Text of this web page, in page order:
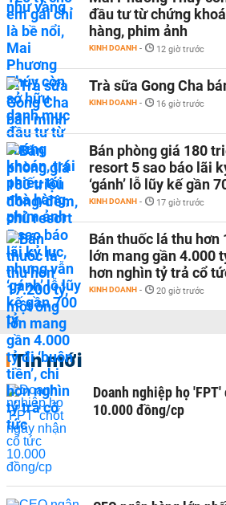
đầu tư từ chứng
hàng, phim ảnh
KINH DOANH - 12 giờ trước
Trà sữa Gong Cha
KINH DOANH - 16 giờ trước
Bán phòng giá 180
resort 5 sao báo lãi
‘gánh’ lỗ lũy kế gần
KINH DOANH - 17 giờ trước
Bán thuốc lá thu hơn
lớn mang gần 4.000
hơn nghìn tỷ trả cổ
KINH DOANH - 20 giờ trước
Tin mới
Doanh nghiệp họ
10.000 đồng/cp